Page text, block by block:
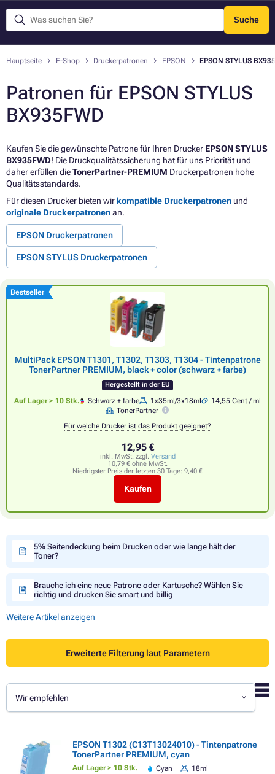
Suche
Menü
Hauptseite E-Shop Druckerpatronen EPSON EPSON STYLUS
Patronen für EPSON STYLUS
BX935FWD
Kaufen Sie die gewünschte Patrone für Ihren Drucker EPSON STYLUS
BX935FWD! Die Druckqualitätssicherung hat für uns Priorität und
daher erfüllen dieTonerPartner-PREMIUM Druckerpatronen hohe
Qualitätsstandards.
Für diesen Drucker bieten wir kompatible Druckerpatronen und
originale Druckerpatronenan.
EPSON Druckerpatronen
EPSON STYLUS Druckerpatronen
Bestseller
MultiPack EPSON T1301, T1302, T1303, T1304 - Tintenpatrone
TonerPartner PREMIUM, black + color (schwarz + farbe)
Hergestellt in der EU
Auf Lager > 10 Stk. Schwarz + farbe 1x35ml/3x18ml
14,55 Cent / ml
TonerPartner
Für welche Drucker ist das Produkt geeignet?
12,95 €
inkl. MwSt. zzgl. Versand
10,79 € ohne MwSt.
Niedrigster Preis der letzten 30 Tage: 9,40 €
Kaufen
5% Seitendeckung beim Drucken oder wie lange hält der
Toner?
Brauche ich eine neue Patrone oder Kartusche? Wählen Sie
richtig und drucken Sie smart und billig
Weitere Artikel anzeigen
Erweiterte Filterung laut Parametern
Wir empfehlen
EPSON T1302 (C13T13024010) - Tintenpatrone
TonerPartner PREMIUM, cyan
Auf Lager > 10 Stk. Cyan
18ml